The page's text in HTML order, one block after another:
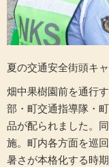
夏の交通安全街頭キ
畑中果樹園前を通行
部・町交通指導隊・
品が配られました。
施。町内各方面を巡
暑さが本格化する時